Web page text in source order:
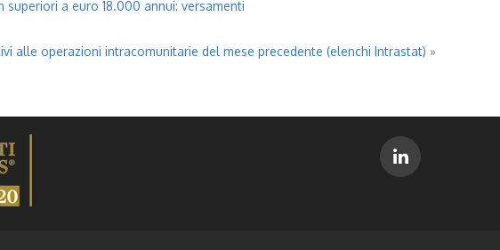
a euro 18.000 annui: versamenti
alle operazioni intracomunitarie del mese precedente (elenchi Intrastat) »